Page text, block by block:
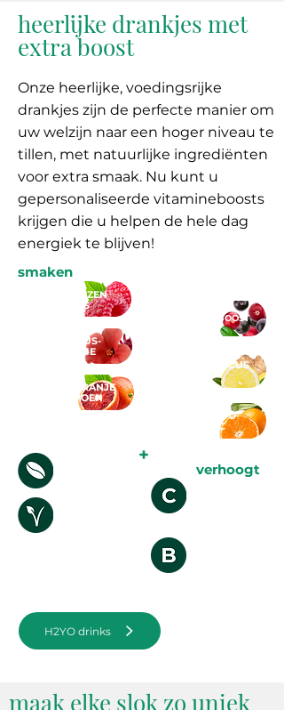
heerlijke drankjes met
extra boost
Onze heerlijke, voedingsrijke
drankjes zijn de perfecte manier om
uw welzijn naar een hoger niveau te
tillen, met natuurlijke ingrediënten
voor extra smaak. Nu kunt u
gepersonaliseerde vitamineboosts
krijgen die u helpen de hele dag
energiek te blijven!
smaken
FRAMBOZEN
BLISS
HIBISCUS-
INFUSIE
BLOED ORANJE
POMPOEN
OCHTEND BOOST
MIDDAG FOCUS
CHINOTTO
TONIC
+
verhoogt
H2YO drinks
maak elke slok zo uniek